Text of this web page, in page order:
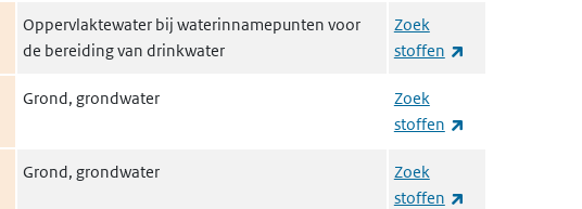
Oppervlaktewater bij waterinnamepunten voor
de bereiding van drinkwater
Zoek
stoffen
Grond, grondwater
Zoek
stoffen
Grond, grondwater
Zoek
stoffen